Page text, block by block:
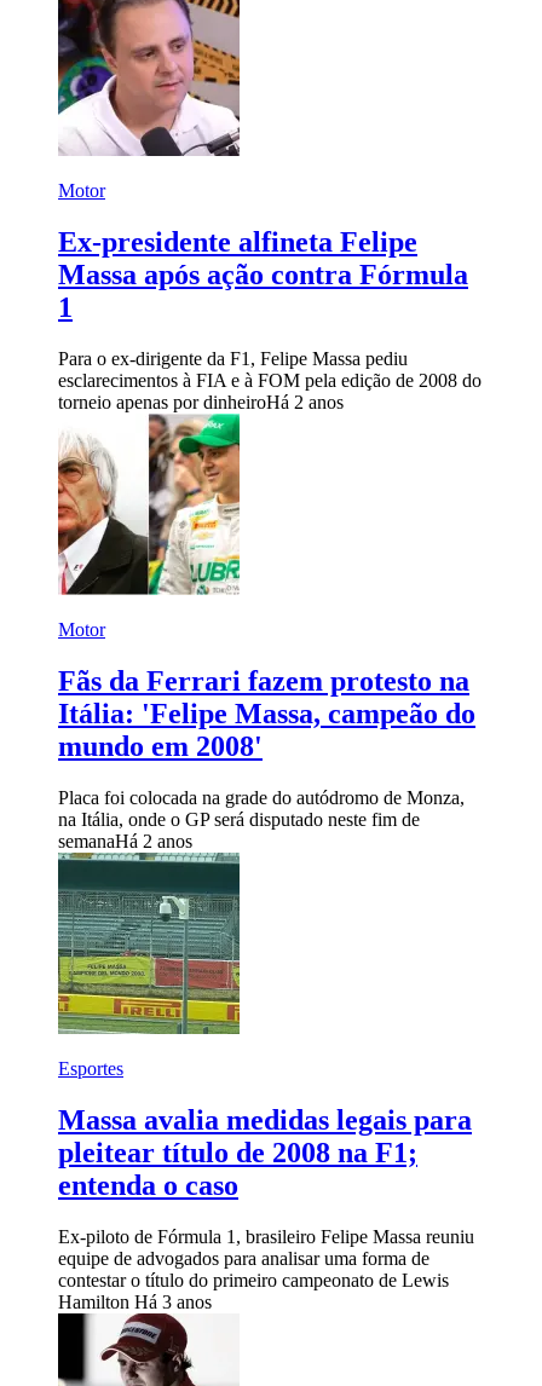
Motor
Ex-presidente alfineta Felipe
Massa após ação contra Fórmula
1
Para o ex-dirigente da F1, Felipe Massa pediu
esclarecimentos à FIA e à FOM pela edição de 2008 do
torneio apenas por dinheiroHá 2 anos
Motor
Fãs da Ferrari fazem protesto na
Itália: 'Felipe Massa, campeão do
mundo em 2008'
Placa foi colocada na grade do autódromo de Monza,
na Itália, onde o GP será disputado neste fim de
semanaHá 2 anos
Esportes
Massa avalia medidas legais para
pleitear título de 2008 na F1;
entenda o caso
Ex-piloto de Fórmula 1, brasileiro Felipe Massa reuniu
equipe de advogados para analisar uma forma de
contestar o título do primeiro campeonato de Lewis
Hamilton Há 3 anos